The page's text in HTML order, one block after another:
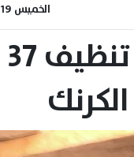
الخميس 19 يناير 2023 | 01:52 م